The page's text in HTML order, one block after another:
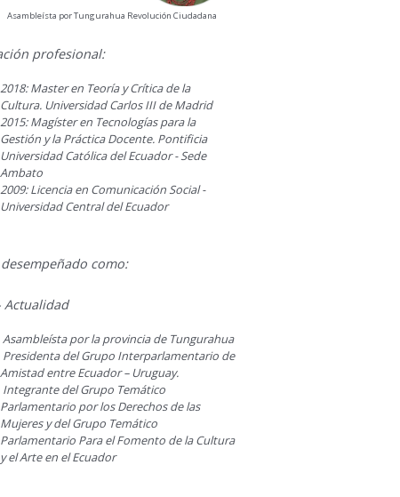
Asambleísta por Tungurahua Revolución Ciudadana
profesional:
2018: Master en Teoría y Crítica de la
Cultura. Universidad Carlos III de Madrid
2015: Magíster en Tecnologías para la
Gestión y la Práctica Docente. Pontificia
Universidad Católica del Ecuador - Sede
Ambato
2009: Licencia en Comunicación Social -
Universidad Central del Ecuador
desempeñado como:
Actualidad
Asambleísta por la provincia de Tungurahua
Presidenta del Grupo Interparlamentario de
Amistad entre Ecuador – Uruguay.
Integrante del Grupo Temático
Parlamentario por los Derechos de las
Mujeres y del Grupo Temático
Parlamentario Para el Fomento de la Cultura
y el Arte en el Ecuador